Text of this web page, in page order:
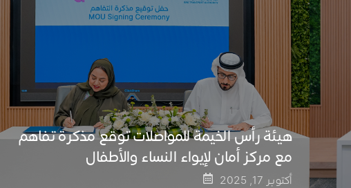
هيئة رأس الخيمة للمواصلات توقع مذكرة تفاهم
مع مركز أمان لإيواء النساء والأطفال
أكتوبر 17, 2025